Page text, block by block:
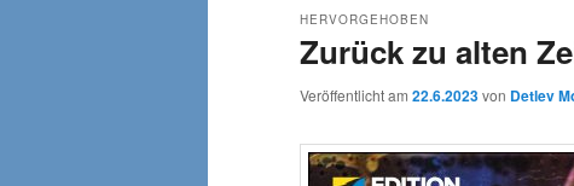
Zurück zu alten
HERVORGEHOBEN
Veröffentlicht am 22.6.2023von Detlev